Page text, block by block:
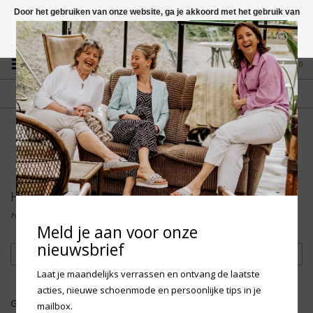
Vragen? App naar +31 58 250 1503
0
GRATIS VERZENDING NL
Vanaf € 75,-
FYSIEKE WINKEL
in Mantgum (frl)
fdad
Heren
Home
Filteren
Geen producten gevonden!...
Door het gebruiken van onze website, ga je akkoord met het gebruik van
cookies om onze website te verbeteren.
Dit bericht verbergen
Meer over cookies »
Meld je aan voor onze
nieuwsbrief
Laat je maandelijks verrassen en ontvang de laatste
acties, nieuwe schoenmode en persoonlijke tips in je
mailbox.